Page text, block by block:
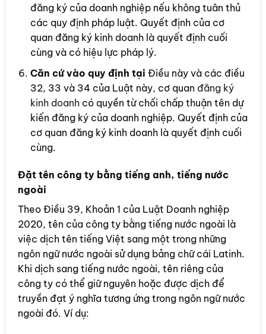
đăng ký của doanh nghiệp nếu không tuân thủ
các quy định pháp luật. Quyết định của cơ
quan đăng ký kinh doanh là quyết định cuối
cùng và có hiệu lực pháp lý.
Căn cứ vào quy định tại Điều này và các điều
32, 33 và 34 của Luật này, cơ quan đăng ký
kinh doanhcó quyền từ chối chấp thuận tên dự
kiến đăng ký của doanh nghiệp. Quyết định của
cơ quan đăng ký kinh doanh là quyết định cuối
cùng.
Đặt tên công ty bằng tiếng anh, tiếng nước
ngoài
Theo Điều 39, Khoản 1 của Luật Doanh nghiệp
2020, tên của công ty bằng tiếng nước ngoài là
việc dịch tên tiếng Việt sang một trong những
ngôn ngữ nước ngoài sử dụng bảng chữ cái Latinh.
Khi dịch sang tiếng nước ngoài, tên riêng của
công ty có thể giữ nguyên hoặc được dịch để
truyền đạt ý nghĩa tương ứng trong ngôn ngữ nước
ngoài đó. Ví dụ: